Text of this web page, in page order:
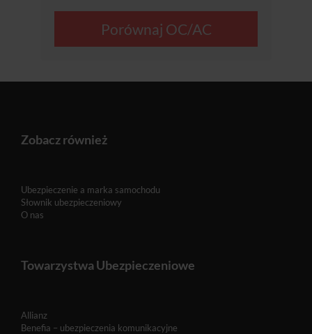
Porównaj OC/AC
Zobacz również
Ubezpieczenie a marka samochodu
Słownik ubezpieczeniowy
O nas
Towarzystwa Ubezpieczeniowe
Allianz
Benefia – ubezpieczenia komunikacyjne